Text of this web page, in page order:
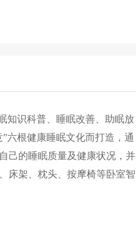
知识科普、睡眠改善、助眠放
六根健康睡眠文化而打造，通
己的睡眠质量及健康状况，并
床架、枕头、按摩椅等卧室智